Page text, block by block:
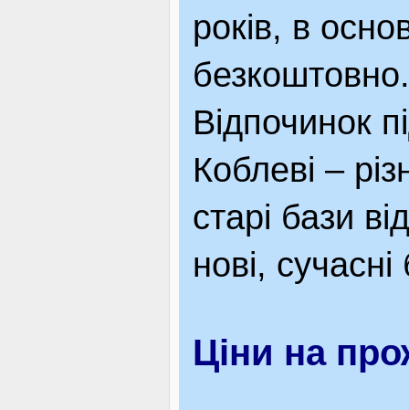
років, в
безкоштовно.
Відпочинок
Коблеві –
старі бази
нові, сучасні
Ціни на